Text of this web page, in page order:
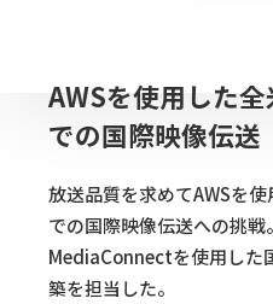
AWSを使用した
での国際映像伝送
放送品質を求めてAWSを
での国際映像伝送への挑
MediaConnectを使用した
築を担当した。